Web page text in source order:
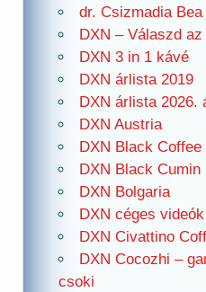
dr. Csizmadia
DXN – Válaszd
DXN 3 in 1 kávé
DXN árlista 2019
DXN árlista 2026.
DXN Austria
DXN Black
DXN Black Cumin
DXN Bolgaria
DXN céges videók
DXN Civattino
DXN Cocozhi –
csoki